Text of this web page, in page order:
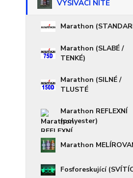
VYŠÍVACÍ NITĚ
Marathon
Marathon (SLABÉ /
TENKÉ)
Marathon (SILNÉ /
TLUSTÉ
Marathon REFLEXNÍ
(polyester)
Marathon
Fosforeskující